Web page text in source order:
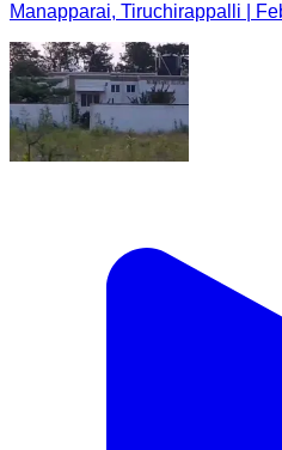
Manapparai, Tiruchirappalli |